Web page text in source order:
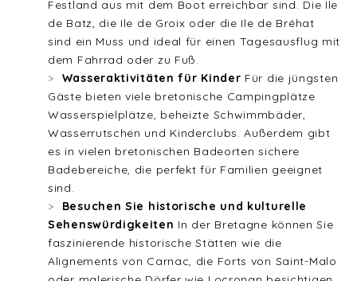
Festland aus mit dem Boot erreichbar sind. Die Ile
de Batz, die Ile de Groix oder die Ile de Bréhat
sind ein Muss und ideal für einen Tagesausflug mit
dem Fahrrad oder zu Fuß.
Wasseraktivitäten für Kinder Für die jüngsten
Gäste bieten viele bretonische Campingplätze
Wasserspielplätze, beheizte Schwimmbäder,
Wasserrutschen und Kinderclubs. Außerdem gibt
es in vielen bretonischen Badeorten sichere
Badebereiche, die perfekt für Familien geeignet
sind.
Besuchen Sie historische und kulturelle
Sehenswürdigkeiten In der Bretagne können Sie
faszinierende historische Stätten wie die
Alignements von Carnac, die Forts von Saint-Malo